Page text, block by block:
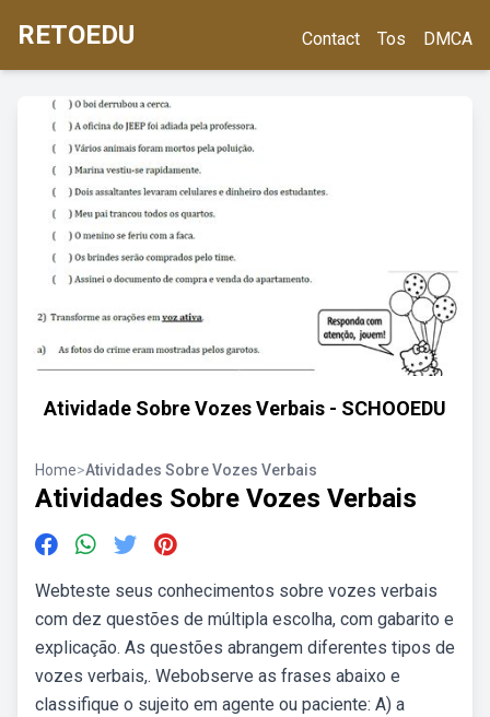
RETOEDU Contact Tos DMCA
Atividade Sobre Vozes Verbais - SCHOOEDU
Home>Atividades Sobre Vozes Verbais
Atividades Sobre Vozes Verbais
Webteste seus conhecimentos sobre vozes verbais
com dez questões de múltipla escolha, com gabarito e
explicação. As questões abrangem diferentes tipos de
vozes verbais,. Webobserve as frases abaixo e
classifique o sujeito em agente ou paciente: A) a